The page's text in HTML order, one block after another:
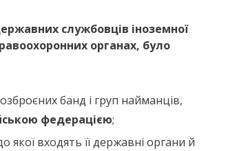
службовців іноземної
органах, було
банд і груп найманців,
федерацією;
якої входять її державні органи й